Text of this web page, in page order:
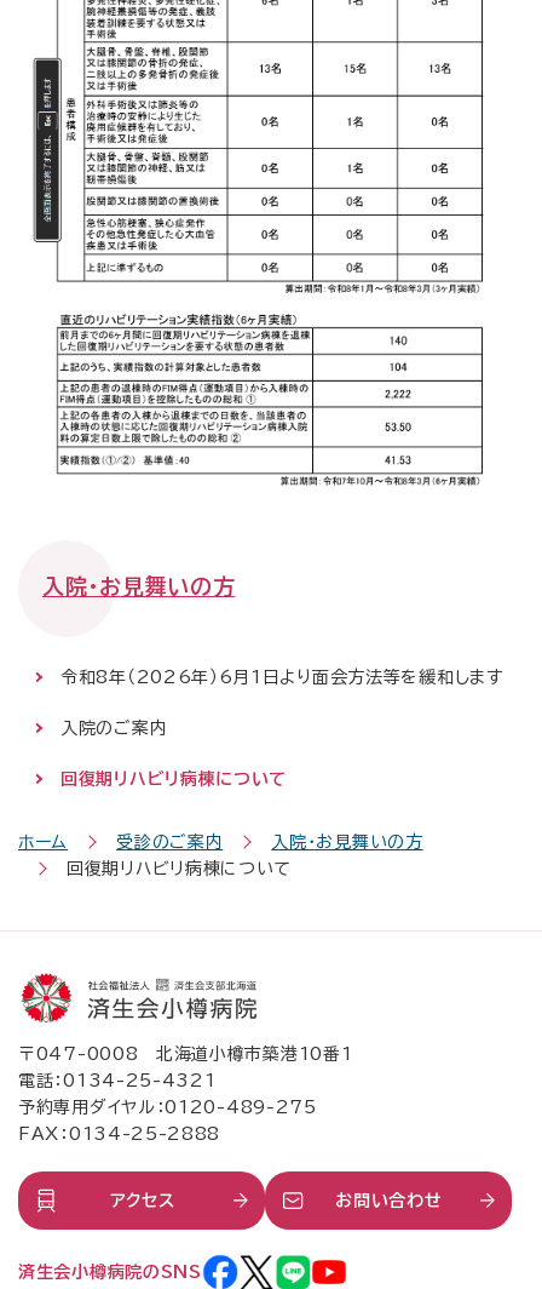
入院・お見舞いの方
令和8年（2026年）6月1日より面会方法等を緩和します
入院のご案内
回復期リハビリ病棟について
ホーム 受診のご案内
入院・お見舞いの方
回復期リハビリ病棟について
〒047-0008 北海道小樽市築港10番1
電話：0134-25-4321
予約専用ダイヤル：0120-489-275
FAX：0134-25-2888
アクセス お問い合わせ
済生会小樽病院のSNS